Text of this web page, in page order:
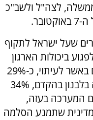
לצה"ל ולשב"כ
סבורים שעל ישראל לתקוף
ביכולות הארגון
לאיים על תושבי הצפון אך חלוקים באשר לעיתוי, כ-29%
סבורים שיש לתקוף את חיזבאללה בלבנון בהקדם, 34%
המערכה בעזה,
מדינית שתמנע הסלמה